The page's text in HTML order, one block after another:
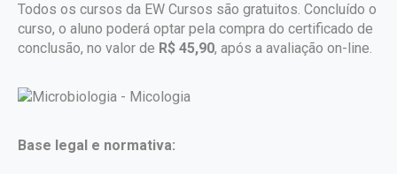
Todos os cursos da EW Cursos são gratuitos. Concluído o
curso, o aluno poderá optar pela compra do certificado de
conclusão, no valor de R$ 45,90, após a avaliação on-line.
Base legal e normativa: